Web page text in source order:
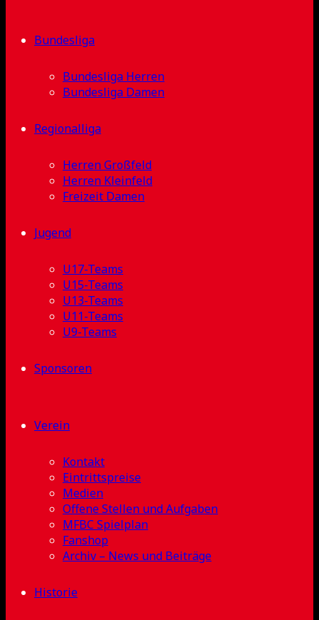
Bundesliga
Bundesliga Herren
Bundesliga Damen
Regionalliga
Herren Großfeld
Herren Kleinfeld
Freizeit Damen
Jugend
U17-Teams
U15-Teams
U13-Teams
U11-Teams
U9-Teams
Sponsoren
Verein
Kontakt
Eintrittspreise
Medien
Offene Stellen und Aufgaben
MFBC Spielplan
Fanshop
Archiv – News und Beiträge
Historie